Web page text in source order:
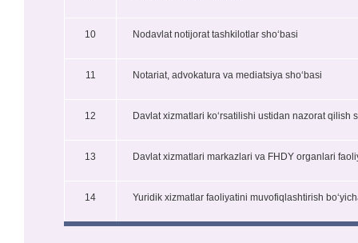
10 Nodavlat notijorat tashkilotlar sho‘basi
11 Notariat, advokatura va mediatsiya sho‘basi
12 Davlat xizmatlari ko‘rsatilishi ustidan nazorat qilish
13 Davlat xizmatlari markazlari va FHDY organlari
14 Yuridik xizmatlar faoliyatini muvofiqlashtirish